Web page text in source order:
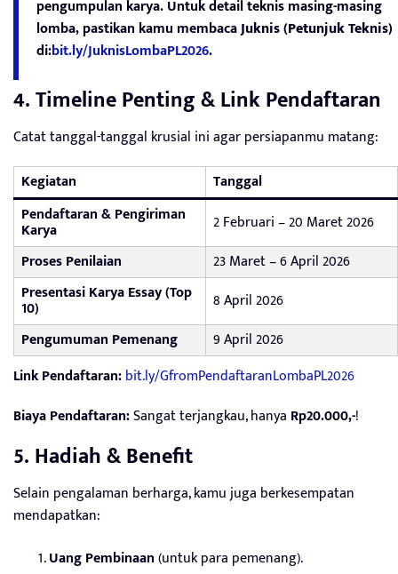
pengumpulan karya. Untuk detail teknis masing-masing
lomba, pastikan kamu membacaJuknis (Petunjuk Teknis)
di:bit.ly/JuknisLombaPL2026.
4. Timeline Penting & Link Pendaftaran
Catat tanggal-tanggal krusial ini agar persiapanmu matang:
Kegiatan
Tanggal
Pendaftaran & Pengiriman
Karya
2 Februari – 20 Maret 2026
Proses Penilaian
23 Maret – 6 April 2026
Presentasi Karya Essay (Top
10)
8 April 2026
Pengumuman Pemenang
9 April 2026
Link Pendaftaran:bit.ly/GfromPendaftaranLombaPL2026
Biaya Pendaftaran:Sangat terjangkau, hanya Rp20.000,-!
5. Hadiah & Benefit
Selain pengalaman berharga, kamu juga berkesempatan
mendapatkan:
Uang Pembinaan(untuk para pemenang).